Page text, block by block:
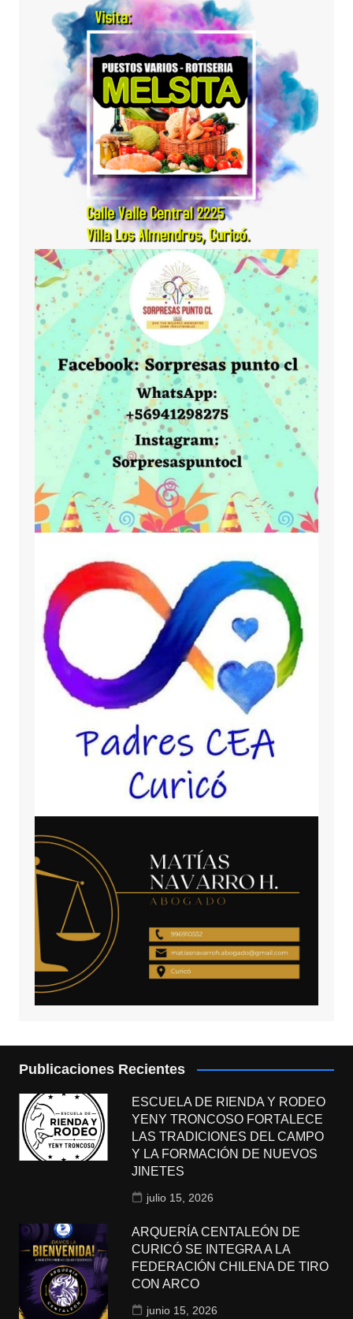
Publicaciones Recientes
ESCUELA DE RIENDA Y RODEO
YENY TRONCOSO FORTALECE
LAS TRADICIONES DEL CAMPO
Y LA FORMACIÓN DE NUEVOS
JINETES
julio 15, 2026
ARQUERÍA CENTALEÓN DE
CURICÓ SE INTEGRA A LA
FEDERACIÓN CHILENA DE TIRO
CON ARCO
junio 15, 2026